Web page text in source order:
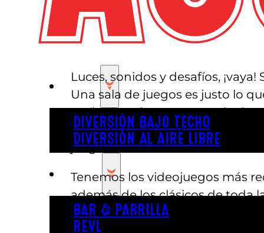
JUGAR
DIVERSIÓN BAJO TECHO
DIVERSIÓN AL AIRE LIBRE
COMER
BAR & PARRILLA
REVL
Luces, sonidos y desafíos,
Una sala de juegos es justo lo
cualquiera de nuestros más de
jóvenes y los jóvenes de
juegos.
Tenemos los videojuegos más
además de los clásicos de toda
habilidad como Skee-Ball y
quién encesta más antes del